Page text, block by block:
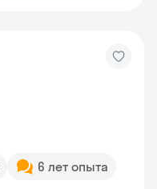
6 лет опыта